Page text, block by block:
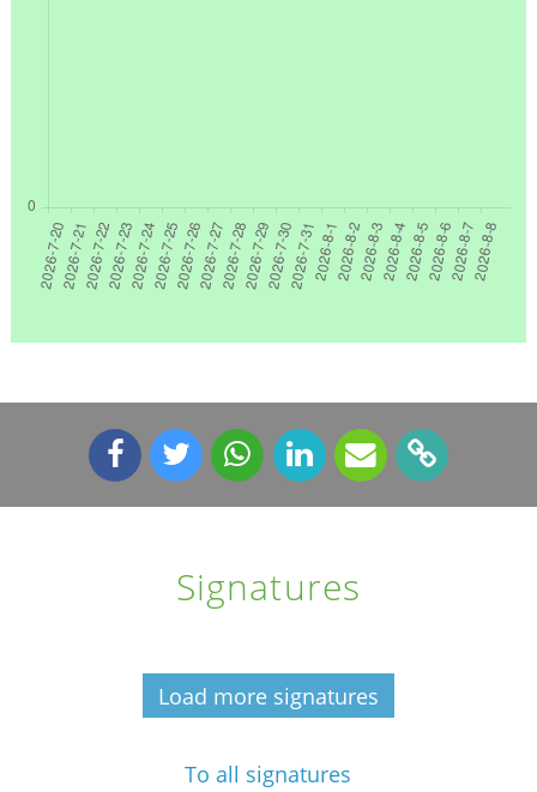
Signatures
Load more signatures
To all signatures